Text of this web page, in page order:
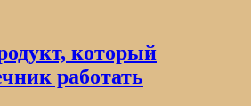
который
работать